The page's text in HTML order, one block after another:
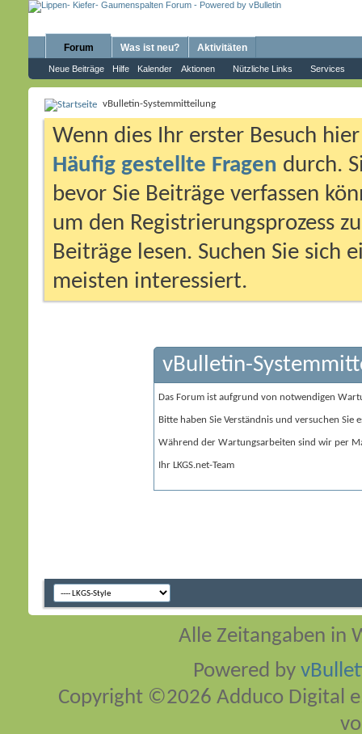
Forum
Neue Beiträge Hilfe Kalender Aktionen Nützliche Links Services
Was ist neu? Aktivitäten
vBulletin-Systemmitteilung
Wenn dies Ihr erster Besuch
Häufig gestellte Fragen durch.
bevor Sie Beiträge verfassen
um den Registrierungsprozess
Beiträge lesen. Suchen Sie sich
meisten interessiert.
vBulletin-
Das Forum ist aufgrund von notwendigen
Bitte haben Sie Verständnis und versuchen Sie
Während der Wartungsarbeiten sind wir per
Ihr LKGS.net-Team
Alle Zeitangaben in
Powered by
Copyright ©2026 Adduco Digital